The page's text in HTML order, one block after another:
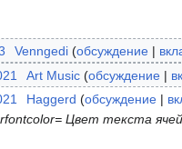
Venngedi обсуждение
Art Music обсуждение
Haggerd обсуждение
Цвет текста